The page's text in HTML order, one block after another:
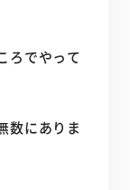
ろでやって
数にありま